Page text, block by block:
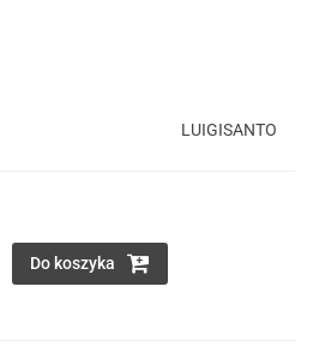
LUIGISANTO
Do koszyka